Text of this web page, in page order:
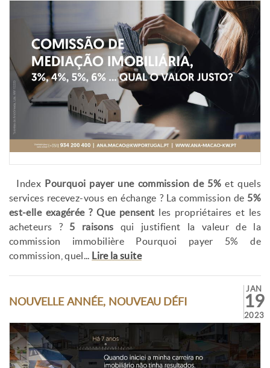
Index Pourquoi payer une commission de 5% et quels
services recevez-vous en échange ? La commission de 5%
est-elle exagérée ? Que pensent les propriétaires et les
acheteurs ? 5 raisons qui justifient la valeur de la
commission immobilière Pourquoi payer 5% de
commission, quel... Lire la suite
NOUVELLE ANNÉE, NOUVEAU DÉFI
JAN
19
2023